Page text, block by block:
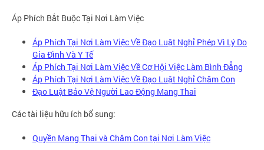
Áp Phích Bắt Buộc Tại Nơi Làm Việc
Áp Phích Tại Nơi Làm Việc Về Đạo Luật Nghỉ Phép Vì Lý Do
Gia Đình Và Y Tế
Áp Phích Tại Nơi Làm Việc Về Cơ Hội Việc Làm Bình Đẳng
Áp Phích Tại Nơi Làm Việc Về Đạo Luật Nghỉ Chăm Con
Đạo Luật Bảo Vệ Người Lao Động Mang Thai
Các tài liệu hữu ích bổ sung:
Quyền Mang Thai và Chăm Con tại Nơi Làm Việc